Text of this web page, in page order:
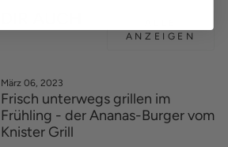
ANZEIGEN
März 06, 2023
Frisch unterwegs grillen im
Frühling - der Ananas-Burger vom
Knister Grill